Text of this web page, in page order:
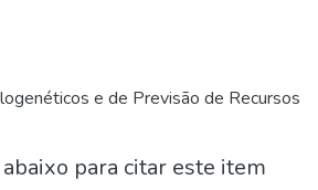
e de Previsão de Recursos
para citar este item